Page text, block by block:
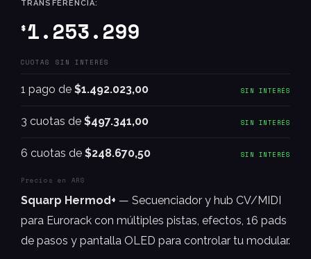
$1.253.299
TRANSFERENCIA:
CUOTAS SIN INTERÉS
1 pago de $1.492.023,00 SIN INTERÉS
3 cuotas de $497.341,00 SIN INTERÉS
6 cuotas de $248.670,50 SIN INTERÉS
Precios en ARS
Squarp Hermod+ — Secuenciador y hub CV/MIDI
para Eurorack con múltiples pistas, efectos, 16 pads
de pasos y pantalla OLED para controlar tu modular.